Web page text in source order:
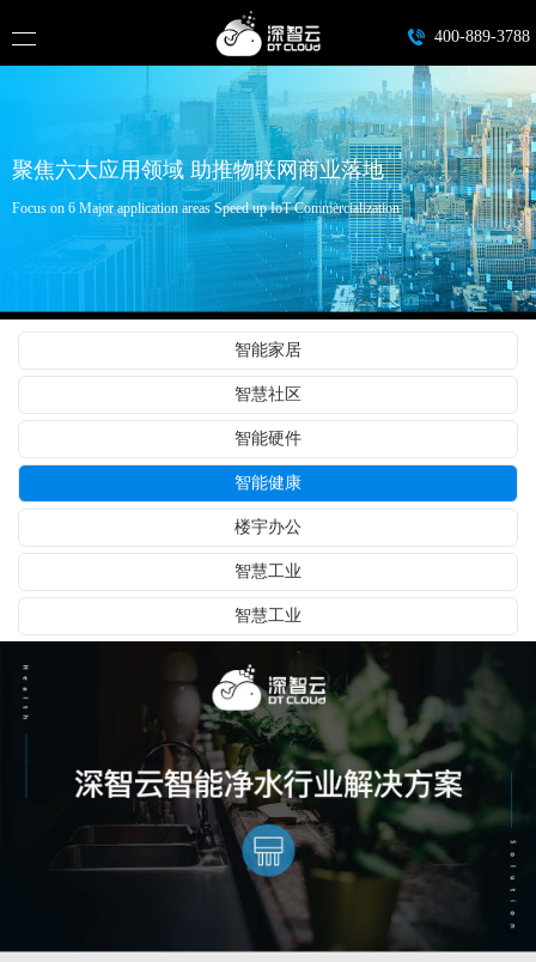
400-889-3788
聚焦六大应用领域 助推物联网商业落地
Focus on 6 Major application areas Speed up IoT Commercialization
智能家居
智慧社区
智能硬件
智能健康
楼宇办公
智慧工业
智慧工业